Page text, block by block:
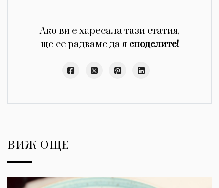
Ако ви е харесала тази статия,
ще се радваме да я споделите!
ВИЖ ОЩЕ